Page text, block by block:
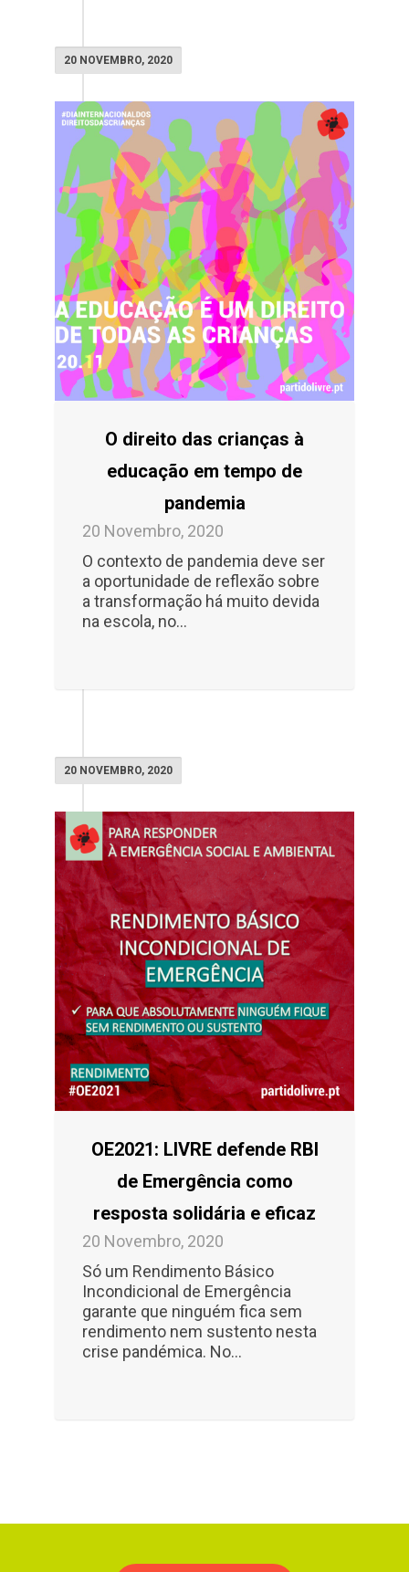
20 NOVEMBRO, 2020
O direito das crianças à
educação em tempo de
pandemia
20 Novembro, 2020
O contexto de pandemia deve ser
a oportunidade de reflexão sobre
a transformação há muito devida
na escola, no...
20 NOVEMBRO, 2020
OE2021: LIVRE defende RBI
de Emergência como
resposta solidária e eficaz
20 Novembro, 2020
Só um Rendimento Básico
Incondicional de Emergência
garante que ninguém fica sem
rendimento nem sustento nesta
crise pandémica. No...